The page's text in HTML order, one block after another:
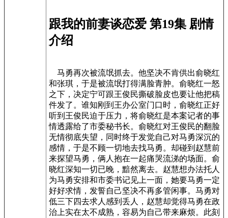
跟我的前妻谈恋爱 第19集 剧情
介绍
马勇再次被流氓抓去。他坚决不肯供出俞晓红
和张琪，于是被流氓打得满脸青肿。俞晓红一怒
之下，决定宁可跟王俊民撕破脸皮也要让他把稿
件发了。谁知刚到王办公室门口时，俞晓红正好
听到王俊民迫于压力，将俞晓红是本案记者的事
情透露给了市委秘书长。俞晓红对王俊民的翻脸
无情彻底失望，同时终于发觉自己对马勇深沉的
感情，于是不顾一切地去找马勇。却碰到赵慧前
来探望马勇，俩人抱在一起痛哭流涕的场面。俞
晓红深知一切已晚，黯然离去。赵慧想办法托人
为马勇安排和市委书记见上一面，她要马勇一定
好好求情，发誓自己坚决不再多管闲事。马勇对
低三下四去求人感到丢人，赵慧却觉得马勇在政
治上实在太不成熟，容易为自己带来麻烦。此刻